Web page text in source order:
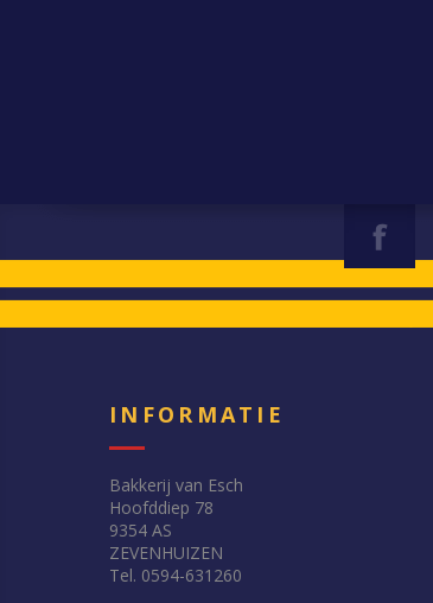
INFORMATIE
Bakkerij van Esch
Hoofddiep 78
9354 AS
ZEVENHUIZEN
Tel. 0594-631260